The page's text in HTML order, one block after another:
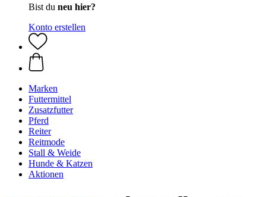
Bist du neu hier?
Konto erstellen
Marken
Futtermittel
Zusatzfutter
Pferd
Reiter
Reitmode
Stall & Weide
Hunde & Katzen
Aktionen